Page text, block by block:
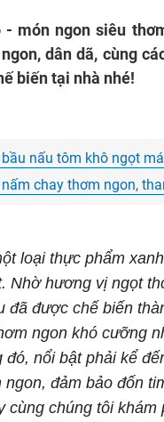
- món ngon siêu
dân dã, cùng
biến tại nhà nhé!
nấu tôm khô ngọt
chay thơm ngon,
loại thực phẩm
Nhờ hương vị ngọt
đã được chế biến
ngon khó cưỡng
đó, nổi bật phải kể
ngon, đảm bảo đốn
cùng chúng tôi khám